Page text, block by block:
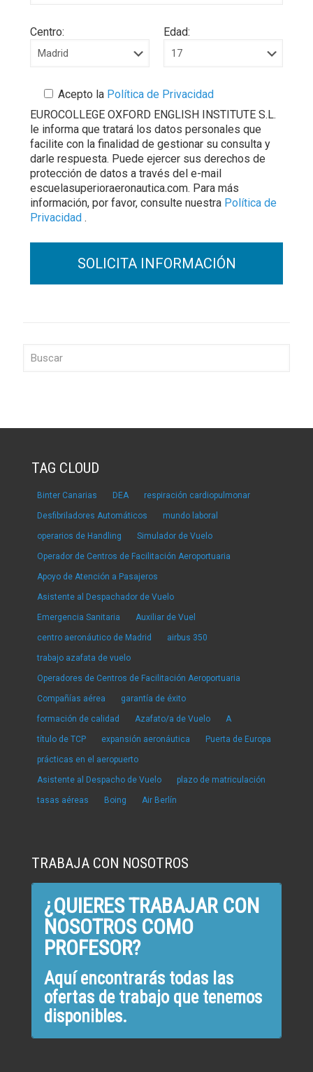
Centro: Edad:
Acepto la Política de Privacidad
EUROCOLLEGE OXFORD ENGLISH INSTITUTE S.L.
le informa que tratará los datos personales que
facilite con la finalidad de gestionar su consulta y
darle respuesta. Puede ejercer sus derechos de
protección de datos a través del e-mail
escuelasuperioraeronautica.com. Para más
información, por favor, consulte nuestra Política de
Privacidad .
TAG CLOUD
Binter Canarias DEA respiración cardiopulmonar
Desfibriladores Automáticos mundo laboral
operarios de Handling Simulador de Vuelo
Operador de Centros de Facilitación Aeroportuaria
Apoyo de Atención a Pasajeros
Asistente al Despachador de Vuelo
Emergencia Sanitaria Auxiliar de Vuel
centro aeronáutico de Madrid airbus 350
trabajo azafata de vuelo
Operadores de Centros de Facilitación Aeroportuaria
Compañías aérea garantía de éxito
formación de calidad Azafato/a de Vuelo A
título de TCP expansión aeronáutica Puerta de Europa
prácticas en el aeropuerto
Asistente al Despacho de Vuelo plazo de matriculación
tasas aéreas Boing Air Berlín
TRABAJA CON NOSOTROS
¿QUIERES TRABAJAR CON
NOSOTROS COMO
PROFESOR?
Aquí encontrarás todas las
ofertas de trabajo que tenemos
disponibles.